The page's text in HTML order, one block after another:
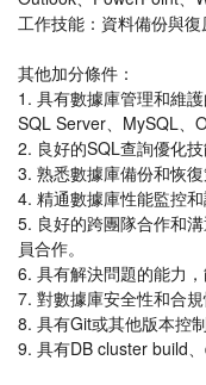
工作技能：資料備份與
其他加分條件：
1. 具有數據庫管理和維
SQL Server、MySQL、
2. 良好的SQL查詢優化
3. 熟悉數據庫備份和恢
4. 精通數據庫性能監控和
5. 良好的跨團隊合作和
員合作。
6. 具有解決問題的能力
7. 對數據庫安全性和合規
8. 具有Git或其他版本控
9. 具有DB cluster build